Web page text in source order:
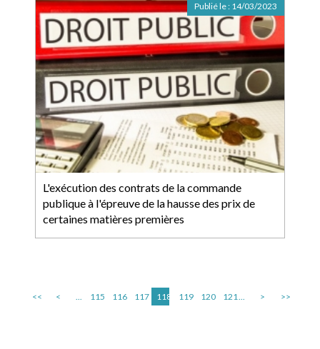
L'exécution des contrats de la commande
publique à l'épreuve de la hausse des prix de
certaines matières premières
Publié le : 14/03/2023
<< < ... 115 116 117 118 119 120 121... > >>